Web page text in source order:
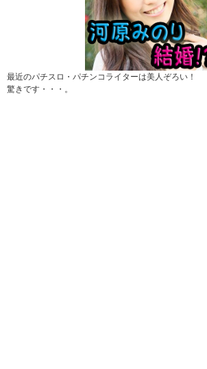
最近のパチスロ・パチンコライターは美人ぞろい！
驚きです・・・。